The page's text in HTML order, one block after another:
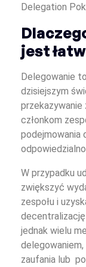
Delegation
jest
Delegowanie
dzisiejszym
przekazywanie
członkom
podejmowania
W przypadku
zwiększyć
zespołu i
jednak wielu
zaufania lub